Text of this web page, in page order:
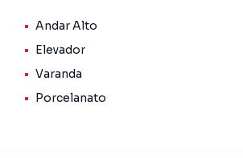
* Varanda.
pronto para receber diferentes tipos de
comerciais e profissionais, atendendo
Andar Alto
Elevador
Varanda
Porcelanato